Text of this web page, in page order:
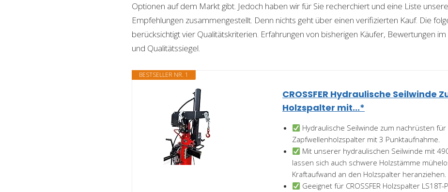
Optionen auf dem Markt gibt. Jedoch haben wir für Sie recherchiert und eine Liste
Empfehlungen zusammengestellt. Denn nichts geht über einen verifizierten Kauf. Die
berücksichtigt vier Qualitätskriterien. Erfahrungen von bisherigen Käufer, Bewertungen
und Qualitätssiegel.
BESTSELLER NR. 1
CROSSFER Hydraulische Seilwinde
Holzspalter mit...*
Hydraulische Seilwinde zum nachrüsten für
Zapfwellenholzspalter mit 3 Punktaufnahme.
Mit unserer hydraulischen Seilwinde mit
lassen sich auch schwere Holzstämme
Kraftaufwand an den Holzspalter heranziehen.
Geeignet für CROSSFER Holzspalter LS18T-